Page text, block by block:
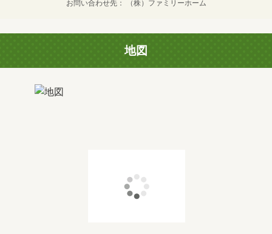
お問い合わせ先 （株）ファミリーホーム
地図